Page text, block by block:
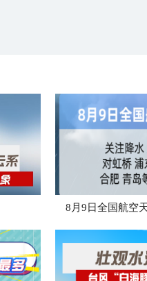
8月9日全国航空